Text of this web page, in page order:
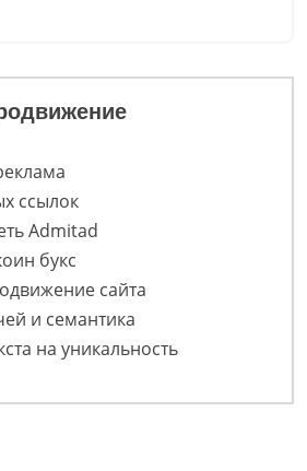
ссылок
Admitad
букс
сайта
и семантика
на уникальность